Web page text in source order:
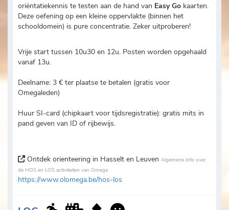
oriëntatiekennis te testen aan de hand van Easy Go kaarten.
Deze oefening op een kleine oppervlakte (binnen het
schooldomein) is pure concentratie. Zeker uitproberen!
Vrije start tussen 10u30 en 12u. Posten worden opgehaald
vanaf 13u.
Deelname: 3 € ter plaatse te betalen (gratis voor
Omegaleden)
Huur SI-card (chipkaart voor tijdsregistratie): gratis mits in
pand geven van ID of rijbewijs.
Ontdek orienteering in Hasselt en Leuven Algemene info over
de HOS en LOS activiteiten van Omega
https://www.olomega.be/hos-los